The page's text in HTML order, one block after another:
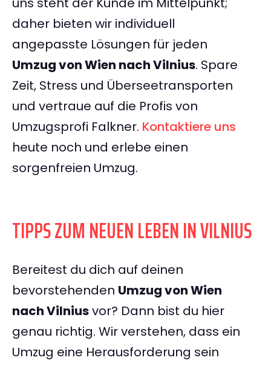
daher bieten wir individuell
angepasste Lösungen für jeden
Umzug von Wien nach Vilnius. Spare
Zeit, Stress und Überseetransporten
und vertraue auf die Profis von
Umzugsprofi Falkner. Kontaktiere uns
heute noch und erlebe einen
sorgenfreien Umzug.
TIPPS ZUM NEUEN LEBEN IN VILNIUS
Bereitest du dich auf deinen
bevorstehenden Umzug von Wien
nach Vilniusvor? Dann bist du hier
genau richtig. Wir verstehen, dass ein
Umzug eine Herausforderung sein